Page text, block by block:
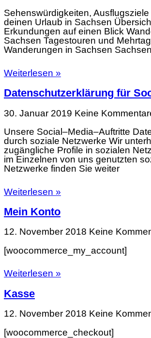
Sehenswürdigkeiten,
deinen Urlaub in Sachsen
Erkundungen auf einen Blick
Sachsen Tagestouren und
Wanderungen in Sachsen
Weiterlesen »
Datenschutzerklärung für
30. Januar 2019 Keine
Unsere Social–Media–Auftritte
durch soziale Netzwerke Wir
zugängliche Profile in sozialen
im Einzelnen von uns genutzten
Netzwerke finden Sie weiter
Weiterlesen »
Mein Konto
12. November 2018 Keine
[woocommerce_my_account]
Weiterlesen »
Kasse
12. November 2018 Keine
[woocommerce_checkout]